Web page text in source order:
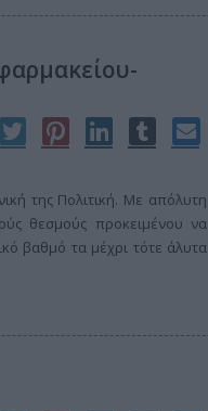
της Πολιτική. Με απόλυτη
θεσμούς προκειμένου να
βαθμό τα μέχρι τότε άλυτα